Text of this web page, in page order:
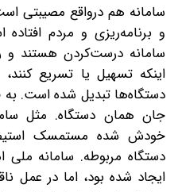
سامانه هم در‌واقع مصیبتی
و برنامه‌ریزی و مردم
سامانه درست‌کردن هستند و
اینکه تسهیل یا تسریع
دستگاه‌ها تبدیل شده است.
جان همان دستگاه. مثل
خودش شده مستمسک
دستگاه مربوطه. سامانه
ایجاد شده بود، اما در عمل